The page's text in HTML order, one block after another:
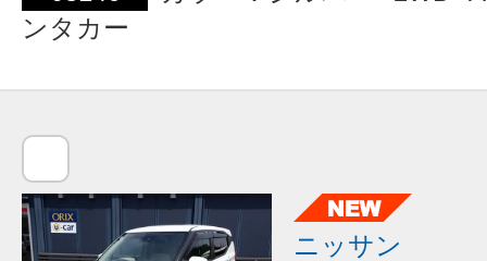
ンタカー
ニッサン